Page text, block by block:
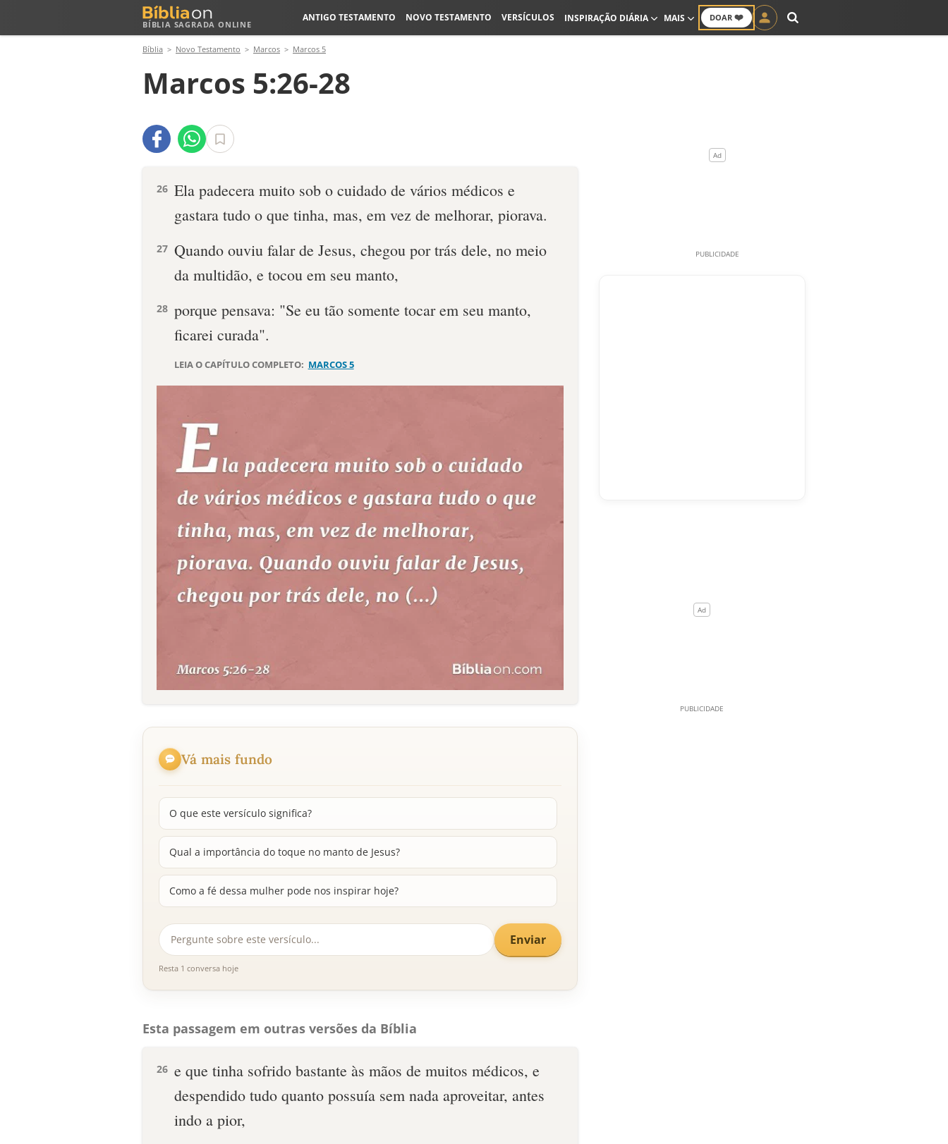
BÍBLIA SAGRADA ONLINE
DOAR ❤️
ANTIGO TESTAMENTO NOVO TESTAMENTO VERSÍCULOS INSPIRAÇÃO DIÁRIA MAIS
Bíblia Novo Testamento Marcos Marcos 5
Marcos 5:26-28
26 Ela padecera muito sob o cuidado de vários médicos e
gastara tudo o que tinha, mas, em vez de melhorar, piorava.
27 Quando ouviu falar de Jesus, chegou por trás dele, no meio
da multidão, e tocou em seu manto,
28 porque pensava: "Se eu tão somente tocar em seu manto,
ficarei curada".
LEIA O CAPÍTULO COMPLETO: MARCOS 5
Vá mais fundo
O que este versículo significa?
Qual a importância do toque no manto de Jesus?
Como a fé dessa mulher pode nos inspirar hoje?
Enviar
Resta 1 conversa hoje
Esta passagem em outras versões da Bíblia
26 e que tinha sofrido bastante às mãos de muitos médicos, e
despendido tudo quanto possuía sem nada aproveitar, antes
indo a pior,